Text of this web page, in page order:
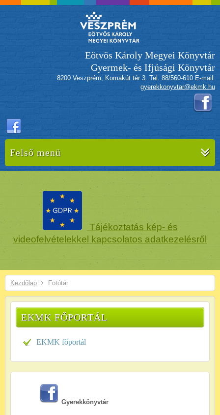
Eötvös Károly Megyei Könyvtár
Gyermek- és Ifjúsági Könyvtár
8200 Veszprém, Komakút tér 3. Tel. 88/560-610 E-mail:
gyerekkonyvtar@ekmk.hu
Felső menü
Tájékoztatás kép- és
videofelvételekkel kapcsolatos adatkezelésről
Kezdőlap Fotótár
EKMK FŐPORTÁL
EKMK főportál
Gyerekkönyvtár